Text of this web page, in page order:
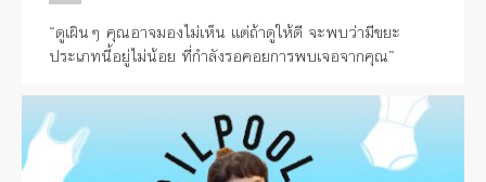
“ดูเผินๆ คุณอาจมองไม่เห็น แต่ถ้าดูให้ดี จะพบว่ามีขยะ
ประเภทนี้อยู่ไม่น้อย ที่กำลังรอคอยการพบเจอจากคุณ”